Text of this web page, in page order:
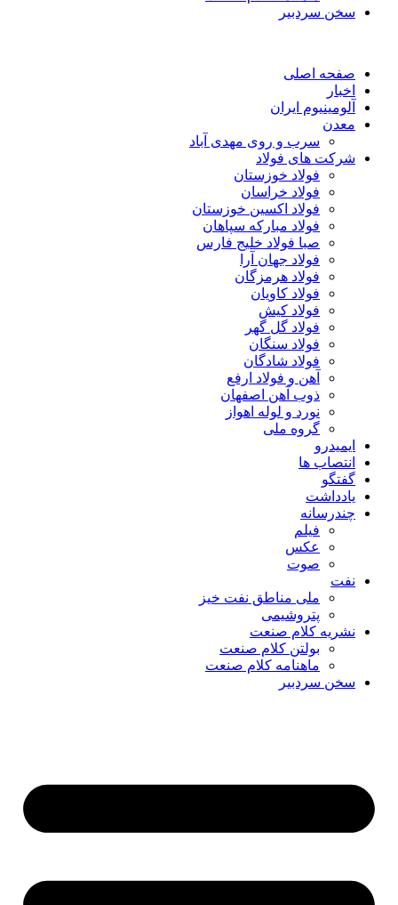
سخن سردبیر
صفحه اصلی
اخبار
آلومینیوم ایران
معدن
سرب و روی مهدی آباد
شرکت های فولاد
فولاد خوزستان
فولاد خراسان
فولاد اکسین خوزستان
فولاد مبارکه سپاهان
صبا فولاد خلیج فارس
فولاد جهان آرا
فولاد هرمزگان
فولاد کاویان
فولاد کیش
فولاد گل گهر
فولاد سنگان
فولاد شادگان
آهن و فولاد ارفع
ذوب آهن اصفهان
نورد و لوله اهواز
گروه ملی
ایمیدرو
انتصاب ها
گفتگو
یادداشت
چندرسانه
فیلم
عکس
صوت
نفت
ملی مناطق نفت خیز
پتروشیمی
نشریه کلام صنعت
بولتن کلام صنعت
ماهنامه کلام صنعت
سخن سردبیر